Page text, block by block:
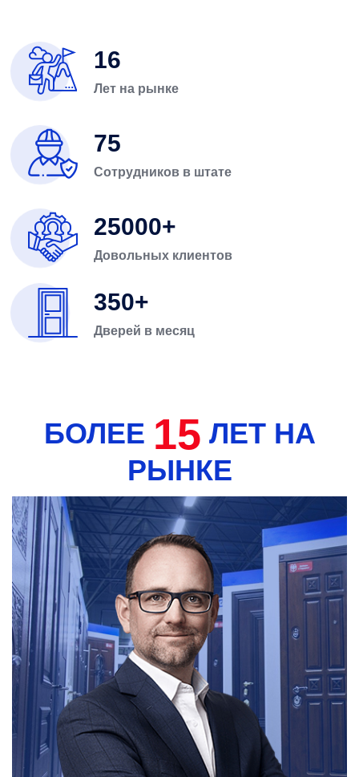
16
Лет на рынке
75
Сотрудников в штате
25000
Довольных клиентов
350
Дверей в месяц
БОЛЕЕ 15 ЛЕТ НА
РЫНКЕ